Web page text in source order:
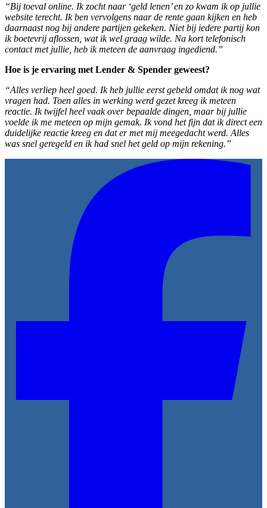
“Bij toeval online. Ik zocht naar ‘geld lenen’ en zo kwam ik op jullie
website terecht. Ik ben vervolgens naar de rente gaan kijken en heb
daarnaast nog bij andere partijen gekeken. Niet bij iedere partij kon
ik boetevrij aflossen, wat ik wel graag wilde. Na kort telefonisch
contact met jullie, heb ik meteen de aanvraag ingediend.”
Hoe is je ervaring met Lender & Spender geweest?
“Alles verliep heel goed. Ik heb jullie eerst gebeld omdat ik nog wat
vragen had. Toen alles in werking werd gezet kreeg ik meteen
reactie. Ik twijfel heel vaak over bepaalde dingen, maar bij jullie
voelde ik me meteen op mijn gemak. Ik vond het fijn dat ik direct een
duidelijke reactie kreeg en dat er met mij meegedacht werd. Alles
was snel geregeld en ik had snel het geld op mijn rekening.”